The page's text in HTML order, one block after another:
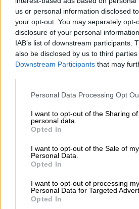
us or personal information disclosed
your opt-out. You may separately opt-
disclosure of your personal
IAB’s list of downstream participants.
also be disclosed by us to third
Downstream Participants that may
Personal Data Processing Opt
I want to opt-out of the Sharing
personal data.
Opted In
I want to opt-out of the Sale of my
Personal Data.
Opted In
I want to opt-out of processing my
Personal Data for Targeted
Opted In
Pomoc
techniczna
https://
ZAPYTAJ O
Zapytanie o "Bateria